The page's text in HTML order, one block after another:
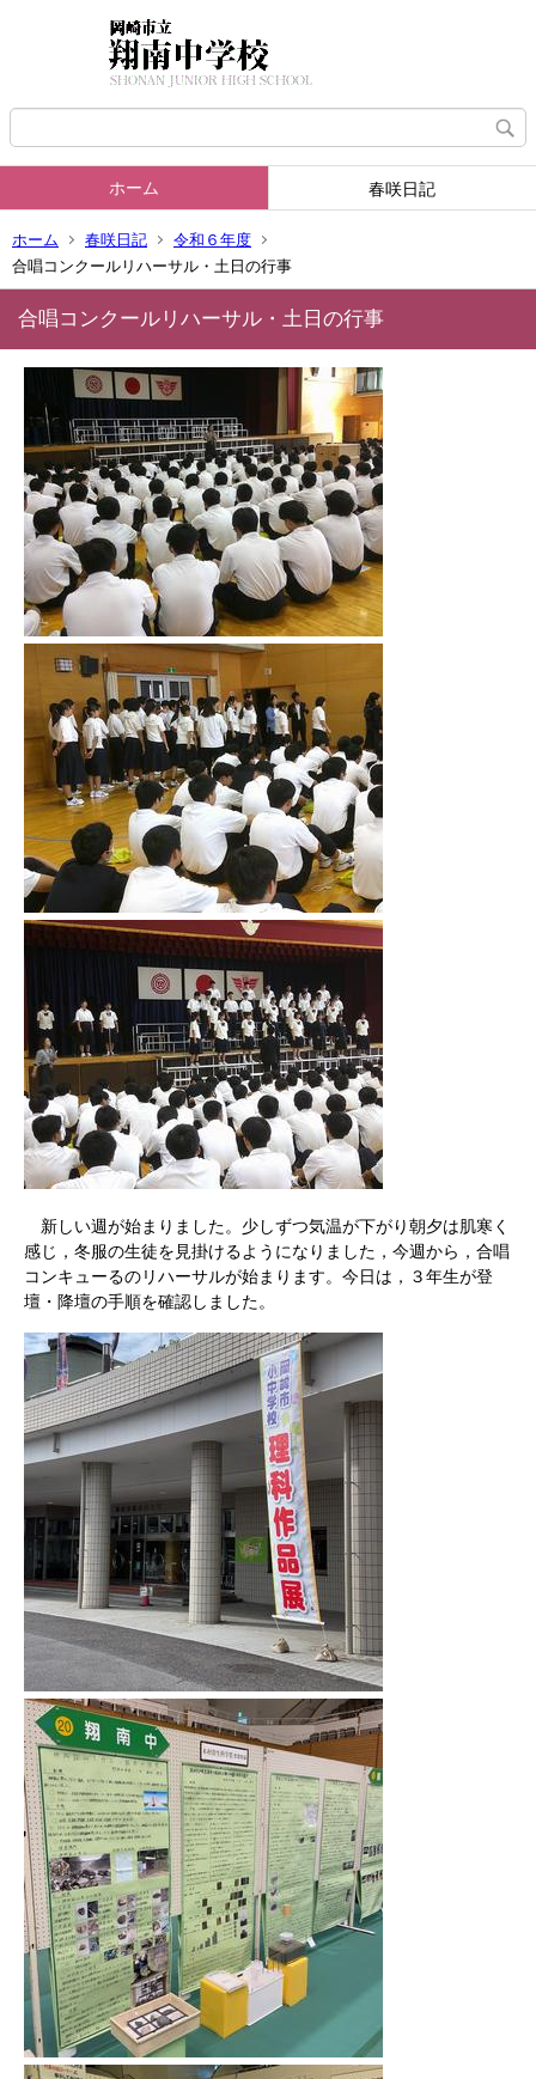
ホーム 春咲日記
ホーム 春咲日記
令和６年度
合唱コンクールリハーサル・土日の行事
合唱コンクールリハーサル・土日の行事
新しい週が始まりました。少しずつ気温が下がり朝夕は肌寒く
感じ，冬服の生徒を見掛けるようになりました，今週から，合唱
コンキューるのリハーサルが始まります。今日は，３年生が登
壇・降壇の手順を確認しました。